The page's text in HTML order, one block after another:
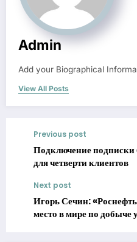
Admin
Add your Biographical
View All Posts
Previous post
Подключение подписки
для четверти клиентов
Next post
Игорь Сечин:
место в мире по добыче